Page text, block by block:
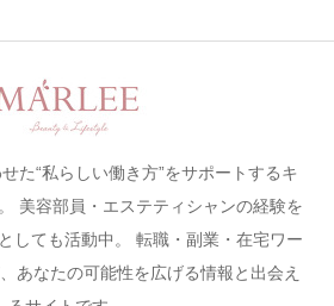
た“私らしい働き方”をサポートするキ
美容部員・エステティシャンの経験を
しても活動中。 転職・副業・在宅ワー
あなたの可能性を広げる情報と出会え